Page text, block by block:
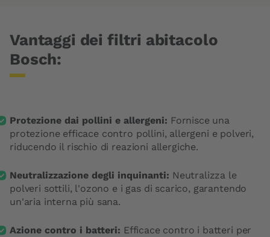
Vantaggi dei filtri abitacolo
Bosch:
Protezione dai pollini e allergeni: Fornisce una
protezione efficace contro pollini, allergeni e polveri,
riducendo il rischio di reazioni allergiche.
Neutralizzazione degli inquinanti: Neutralizza le
polveri sottili, l'ozono e i gas di scarico, garantendo
un'aria interna più sana.
Azione contro i batteri: Efficace contro i batteri per